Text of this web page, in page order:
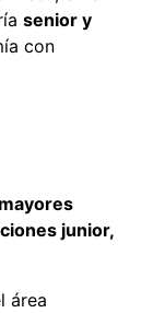
senior y
con
junior,
área